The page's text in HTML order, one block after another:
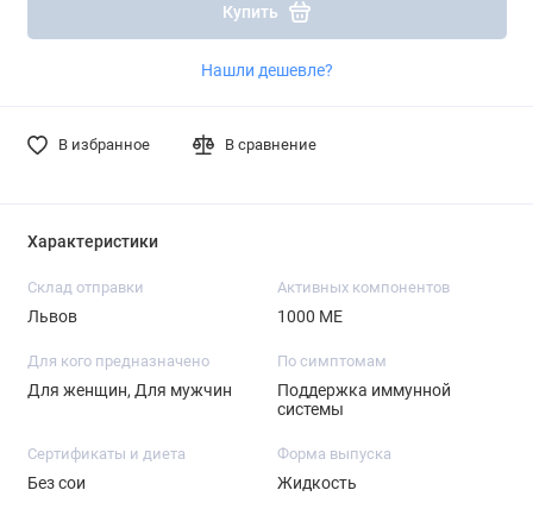
Купить
Нашли дешевле?
В избранное В сравнение
Характеристики
Склад отправки
Львов
Активных компонентов
1000 МЕ
Для кого предназначено
Для женщин, Для мужчин
По симптомам
Поддержка иммунной
системы
Сертификаты и диета
Без сои
Форма выпуска
Жидкость